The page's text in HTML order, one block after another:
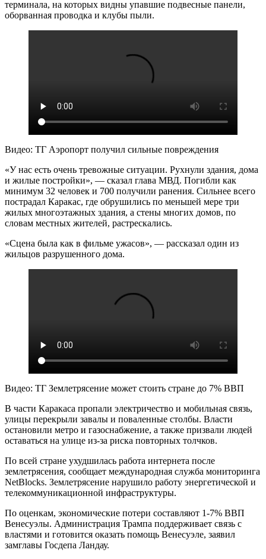
терминала, на которых видны упавшие подвесные панели,
оборванная проводка и клубы пыли.
Видео: ТГ Аэропорт получил сильные повреждения
«У нас есть очень тревожные ситуации. Рухнули здания, дома
и жилые постройки», — сказал глава МВД. Погибли как
минимум 32 человек и 700 получили ранения. Сильнее всего
пострадал Каракас, где обрушились по меньшей мере три
жилых многоэтажных здания, а стены многих домов, по
словам местных жителей, растрескались.
«Сцена была как в фильме ужасов», — рассказал один из
жильцов разрушенного дома.
Видео: ТГ Землетрясение может стоить стране до 7% ВВП
В части Каракаса пропали электричество и мобильная связь,
улицы перекрыли завалы и поваленные столбы. Власти
остановили метро и газоснабжение, а также призвали людей
оставаться на улице из-за риска повторных толчков.
По всей стране ухудшилась работа интернета после
землетрясения, сообщает международная служба мониторинга
NetBlocks. Землетрясение нарушило работу энергетической и
телекоммуникационной инфраструктуры.
По оценкам, экономические потери составляют 1-7% ВВП
Венесуэлы. Администрация Трампа поддерживает связь с
властями и готовится оказать помощь Венесуэле, заявил
замглавы Госдепа Ландау.